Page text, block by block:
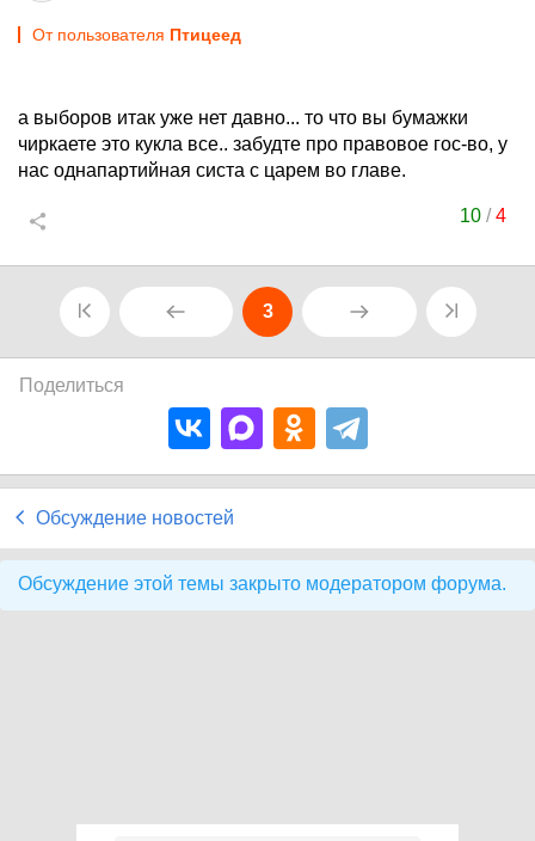
От пользователя Птицеед
а выборов итак уже нет давно... то что вы бумажки
чиркаете это кукла все.. забудте про правовое гос-во, у
нас однапартийная систа с царем во главе.
10 /4
3
Поделиться
Обсуждение новостей
Обсуждение этой темы закрыто модератором форума.